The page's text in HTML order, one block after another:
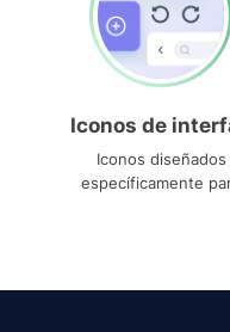
Iconos de
Iconos diseñados
específicamente